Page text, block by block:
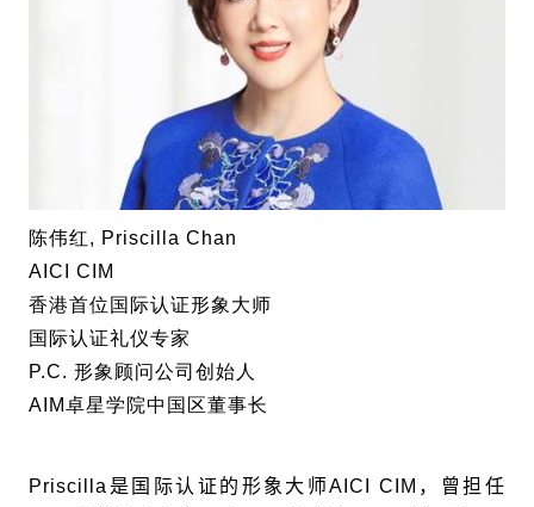
陈伟红, Priscilla Chan
AICI CIM
香港首位国际认证形象大师
国际认证礼仪专家
P.C. 形象顾问公司创始人
AIM卓星学院中国区董事长
Priscilla 是国际认证的形象大师AICI CIM ，曾担任